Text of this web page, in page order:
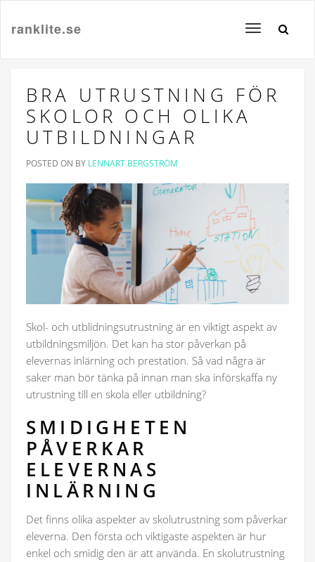
Toggle
ranklite.se
BRA UTRUSTNING FÖR
SKOLOR OCH OLIKA
UTBILDNINGAR
POSTED ON BY LENNART BERGSTRÖM
Skol- och utblidningsutrustning är en viktigt aspekt av
utbildningsmiljön. Det kan ha stor påverkan på
elevernas inlärning och prestation. Så vad några är
saker man bör tänka på innan man ska införskaffa ny
utrustning till en skola eller utbildning?
SMIDIGHETEN
PÅVERKAR
ELEVERNAS
INLÄRNING
Det finns olika aspekter av skolutrustning som påverkar
eleverna. Den första och viktigaste aspekten är hur
enkel och smidig den är att använda. En skolutrustning